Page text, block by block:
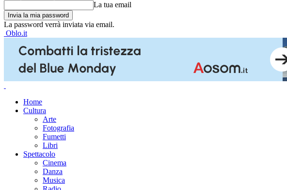
La tua email
La password verrà inviata via email.
Oblo.it
Home
Cultura
Arte
Fotografia
Fumetti
Libri
Spettacolo
Cinema
Danza
Musica